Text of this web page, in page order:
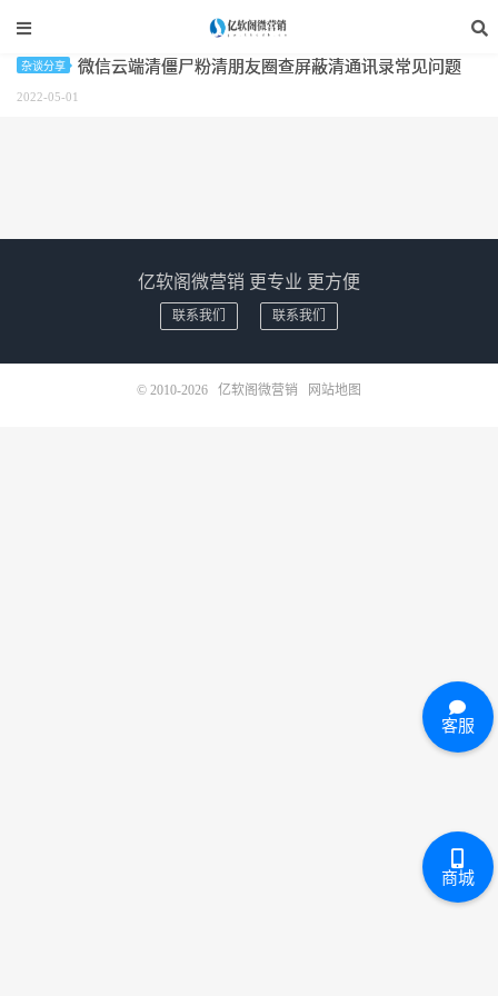
标签：微信查屏蔽
杂谈分享 微信云端清僵尸粉清朋友圈查屏蔽清通讯录常见问题
2022-05-01
亿软阁微营销 更专业 更方便
联系我们 联系我们
© 2010-2026 亿软阁微营销 网站地图
客服
商城